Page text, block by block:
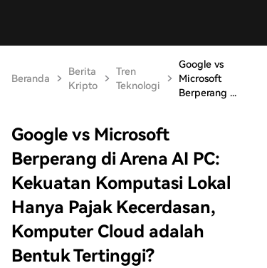
Beranda
Berita
Kripto
Tren
Teknologi
Google vs
Microsoft
Berperang ...
Google vs Microsoft
Berperang di Arena AI PC:
Kekuatan Komputasi Lokal
Hanya Pajak Kecerdasan,
Komputer Cloud adalah
Bentuk Tertinggi?